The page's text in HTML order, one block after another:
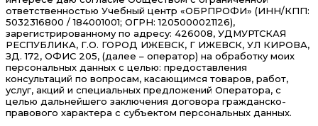
ответственностью Учебный центр «ОБРПРОФИ» (ИНН/КПП:
5032316800 / 184001001; ОГРН: 1205000021126),
зарегистрированному по адресу: 426008, УДМУРТСКАЯ
РЕСПУБЛИКА, Г.О. ГОРОД ИЖЕВСК, Г ИЖЕВСК, УЛ КИРОВА,
ЗД. 172, ОФИС 205, (далее – оператор) на обработку моих
персональных данных с целью: предоставления
консультаций по вопросам, касающимся товаров, работ,
услуг, акций и специальных предложений Оператора, с
целью дальнейшего заключения договора гражданско-
правового характера с субъектом персональных данных.